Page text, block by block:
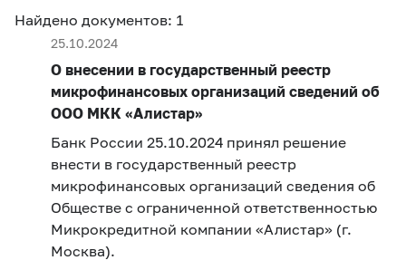
Найдено документов: 1
25.10.2024
О внесении в государственный реестр
микрофинансовых организаций сведений об
ООО МКК «Алистар»
Банк России 25.10.2024 принял решение
внести в государственный реестр
микрофинансовых организаций сведения об
Обществе с ограниченной ответственностью
Микрокредитной компании «Алистар» (г.
Москва).